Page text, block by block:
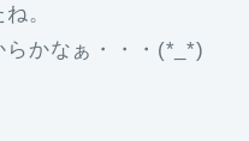
。
らかなぁ・・・(*_*)